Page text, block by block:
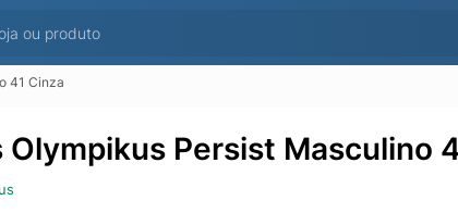
41 Cinza
Olympikus Persist Masculino